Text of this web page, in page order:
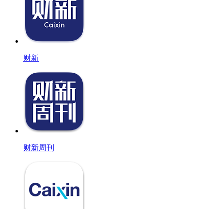
财新
财新周刊